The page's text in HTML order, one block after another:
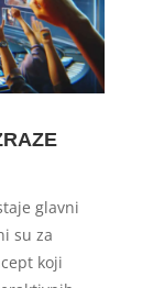
glavni
su za
koji